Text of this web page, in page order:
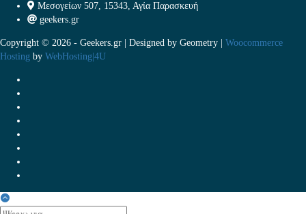
Μεσογείων 507, 15343, Αγία Παρασκευή
geekers.gr
Copyright © 2026 - Geekers.gr | Designed by Geometry
Woocommerce
Hosting by WebHosting|4U